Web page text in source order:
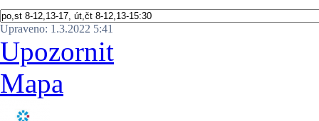
Upraveno: 1.3.2022 5:41
Upozornit
Mapa